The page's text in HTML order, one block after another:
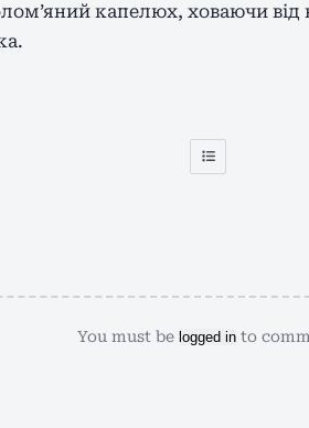
капелюх, ховаючи від
You must be logged into